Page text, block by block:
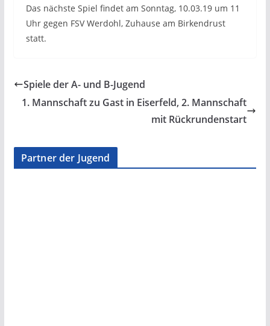
Das nächste Spiel findet am Sonntag, 10.03.19 um 11
Uhr gegen FSV Werdohl, Zuhause am Birkendrust
statt.
Spiele der A- und B-Jugend
1. Mannschaft zu Gast in Eiserfeld, 2. Mannschaft
mit Rückrundenstart
Partner der Jugend